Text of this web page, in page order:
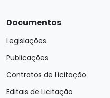
Documentos
Legislações
Publicações
Contratos de Licitação
Editais de Licitação